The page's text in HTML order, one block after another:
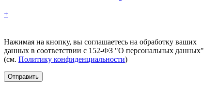
+
Нажимая на кнопку, вы соглашаетесь на обработку ваших
данных в соответствии с 152-ФЗ "О персональных данных"
(см. Политику конфиденциальности)